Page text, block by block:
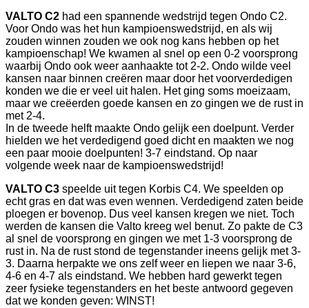
VALTO C2 had een spannende wedstrijd tegen Ondo C2.
Voor Ondo was het hun kampioenswedstrijd, en als wij
zouden winnen zouden we ook nog kans hebben op het
kampioenschap! We kwamen al snel op een 0-2 voorsprong
waarbij Ondo ook weer aanhaakte tot 2-2. Ondo wilde veel
kansen naar binnen creëren maar door het voorverdedigen
konden we die er veel uit halen. Het ging soms moeizaam,
maar we creëerden goede kansen en zo gingen we de rust in
met 2-4.
In de tweede helft maakte Ondo gelijk een doelpunt. Verder
hielden we het verdedigend goed dicht en maakten we nog
een paar mooie doelpunten! 3-7 eindstand. Op naar
volgende week naar de kampioenswedstrijd!
VALTO C3 speelde uit tegen Korbis C4. We speelden op
echt gras en dat was even wennen. Verdedigend zaten beide
ploegen er bovenop. Dus veel kansen kregen we niet. Toch
werden de kansen die Valto kreeg wel benut. Zo pakte de C3
al snel de voorsprong en gingen we met 1-3 voorsprong de
rust in. Na de rust stond de tegenstander ineens gelijk met 3-
3. Daarna herpakte we ons zelf weer en liepen we naar 3-6,
4-6 en 4-7 als eindstand. We hebben hard gewerkt tegen
zeer fysieke tegenstanders en het beste antwoord gegeven
dat we konden geven: WINST!